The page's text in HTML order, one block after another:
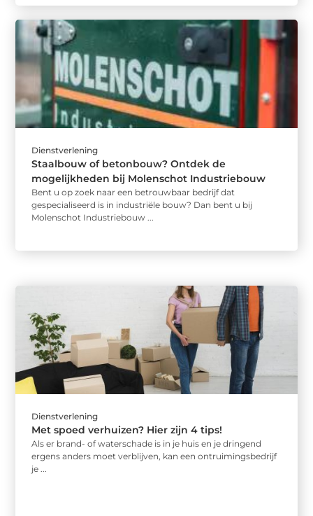
Dienstverlening
Staalbouw of betonbouw? Ontdek de
mogelijkheden bij Molenschot Industriebouw
Bent u op zoek naar een betrouwbaar bedrijf dat
gespecialiseerd is in industriële bouw? Dan bent u bij
Molenschot Industriebouw ...
Dienstverlening
Met spoed verhuizen? Hier zijn 4 tips!
Als er brand- of waterschade is in je huis en je dringend
ergens anders moet verblijven, kan een ontruimingsbedrijf
je ...